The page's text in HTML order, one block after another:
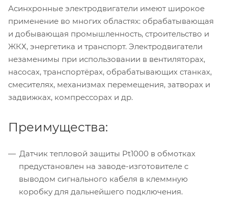
Асинхронные электродвигатели имеют широкое
применение во многих областях: обрабатывающая
и добывающая промышленность, строительство и
ЖКХ, энергетика и транспорт. Электродвигатели
незаменимы при использовании в вентиляторах,
насосах, транспортёрах, обрабатывающих станках,
смесителях, механизмах перемещения, затворах и
задвижках, компрессорах и др.
Преимущества:
Датчик тепловой защиты Pt1000 в обмотках
предустановлен на заводе-изготовителе с
выводом сигнального кабеля в клеммную
коробку для дальнейшего подключения.